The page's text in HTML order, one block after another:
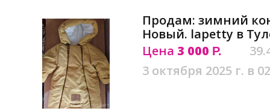
Продам: зимний
Новый. lapetty в
Цена 3 000 Р.
3 октября 2025 г. в